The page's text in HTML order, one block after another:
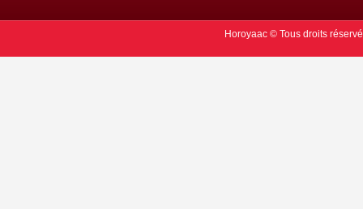
Horoyaac © Tous droits